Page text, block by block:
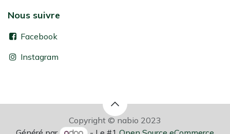
Nous suivre
Facebook
Instagram
Copyright © nabio 2023